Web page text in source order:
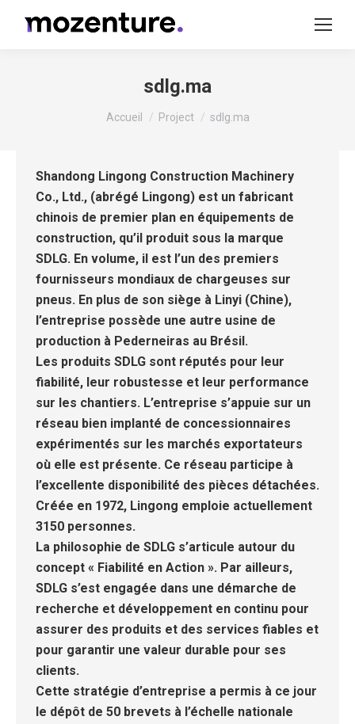
sdlg.ma
Vous êtes ici :
Accueil Project sdlg.ma
Shandong Lingong Construction Machinery
Co., Ltd., (abrégé Lingong) est un fabricant
chinois de premier plan en équipements de
construction, qu’il produit sous la marque
SDLG. En volume, il est l’un des premiers
fournisseurs mondiaux de chargeuses sur
pneus. En plus de son siège à Linyi (Chine),
l’entreprise possède une autre usine de
production à Pederneiras au Brésil.
Les produits SDLG sont réputés pour leur
fiabilité, leur robustesse et leur performance
sur les chantiers. L’entreprise s’appuie sur un
réseau bien implanté de concessionnaires
expérimentés sur les marchés exportateurs
où elle est présente. Ce réseau participe à
l’excellente disponibilité des pièces détachées.
Créée en 1972, Lingong emploie actuellement
3150 personnes.
La philosophie de SDLG s’articule autour du
concept « Fiabilité en Action ». Par ailleurs,
SDLG s’est engagée dans une démarche de
recherche et développement en continu pour
assurer des produits et des services fiables et
pour garantir une valeur durable pour ses
clients.
Cette stratégie d’entreprise a permis à ce jour
le dépôt de 50 brevets à l’échelle nationale